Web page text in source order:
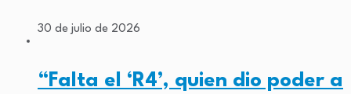
30 de julio de 2026
“Falta el ‘R4’, quien dio poder a